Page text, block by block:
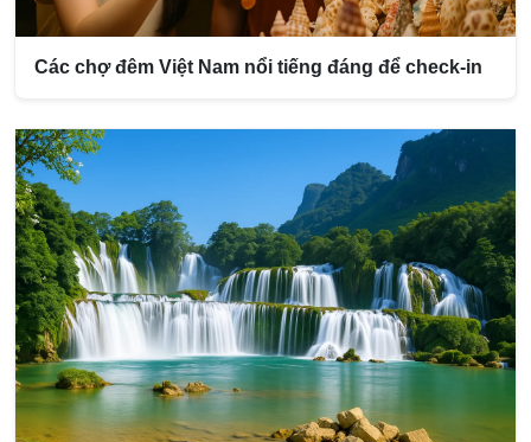
Các chợ đêm Việt Nam nổi tiếng đáng để check-in